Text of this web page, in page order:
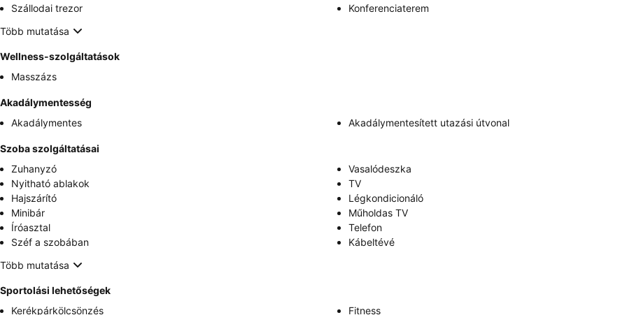
Szállodai trezor
Konferenciaterem
Több mutatása
Wellness-szolgáltatások
Masszázs
Akadálymentesség
Akadálymentes
Akadálymentesített utazási útvonal
Szoba szolgáltatásai
Zuhanyzó
Vasalódeszka
Nyitható ablakok
TV
Hajszárító
Légkondicionáló
Minibár
Műholdas TV
Íróasztal
Telefon
Széf a szobában
Kábeltévé
Több mutatása
Sportolási lehetőségek
Kerékpárkölcsönzés
Fitness